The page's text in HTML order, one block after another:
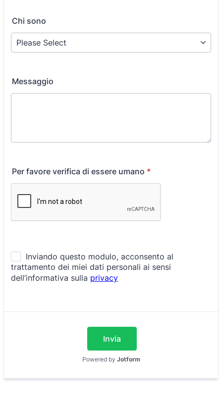
Chi sono
Messaggio
Per favore verifica di essere umano *
Invia
Powered by Jotform